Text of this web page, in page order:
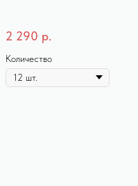
2 290 р.
Количество